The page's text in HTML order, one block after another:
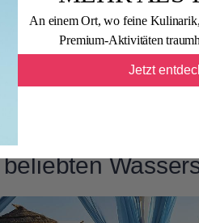
An einem Ort, wo feine
Premium-Aktivitäten
Jetzt